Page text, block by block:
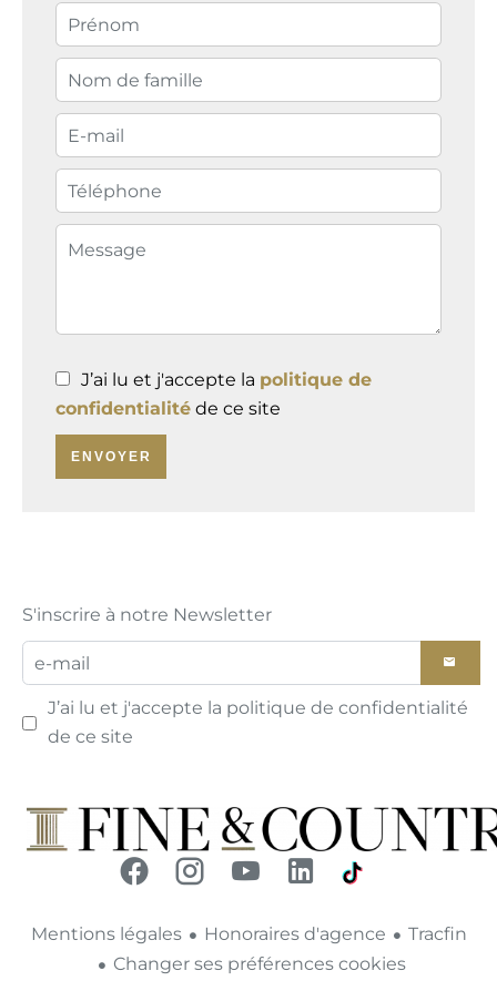
J’ai lu et j'accepte la politique de
confidentialité de ce site
ENVOYER
S'inscrire à notre Newsletter
J’ai lu et j'accepte la politique de confidentialité
de ce site
Mentions légales Honoraires d'agence
Tracfin
Changer ses préférences cookies